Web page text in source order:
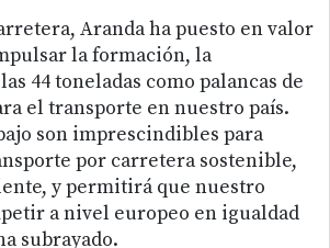
Aranda ha puesto en valor
la formación, la
44 toneladas como palancas de
el transporte en nuestro país.
son imprescindibles para
por carretera sostenible,
y permitirá que nuestro
a nivel europeo en igualdad
subrayado.